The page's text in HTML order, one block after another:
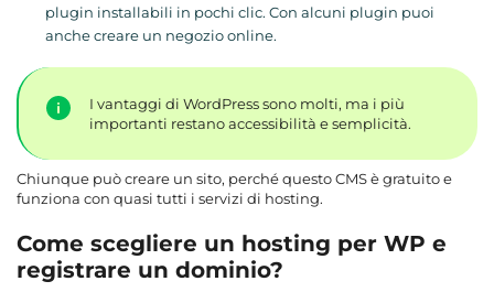
plugin installabili in pochi clic. Con alcuni plugin puoi
anche creare un negozio online.
I vantaggi di WordPress sono molti, ma i più
importanti restano accessibilità e semplicità.
Chiunque può creare un sito, perché questo CMS è gratuito e
funziona con quasi tutti i servizi di hosting.
Come scegliere un hosting per WP e
registrare un dominio?